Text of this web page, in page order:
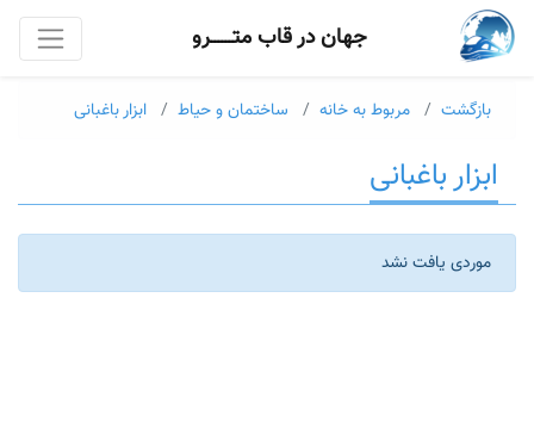
جهان در قاب متــــــرو
بازگشت مربوط به خانه ساختمان و حیاط ابزار باغبانی
ابزار باغبانی
موردی یافت نشد